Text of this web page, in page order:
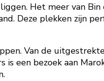
Het meer van Bin
Deze plekken zijn
Van de
een bezoek aan